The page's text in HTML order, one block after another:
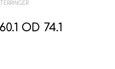
OD 74.1